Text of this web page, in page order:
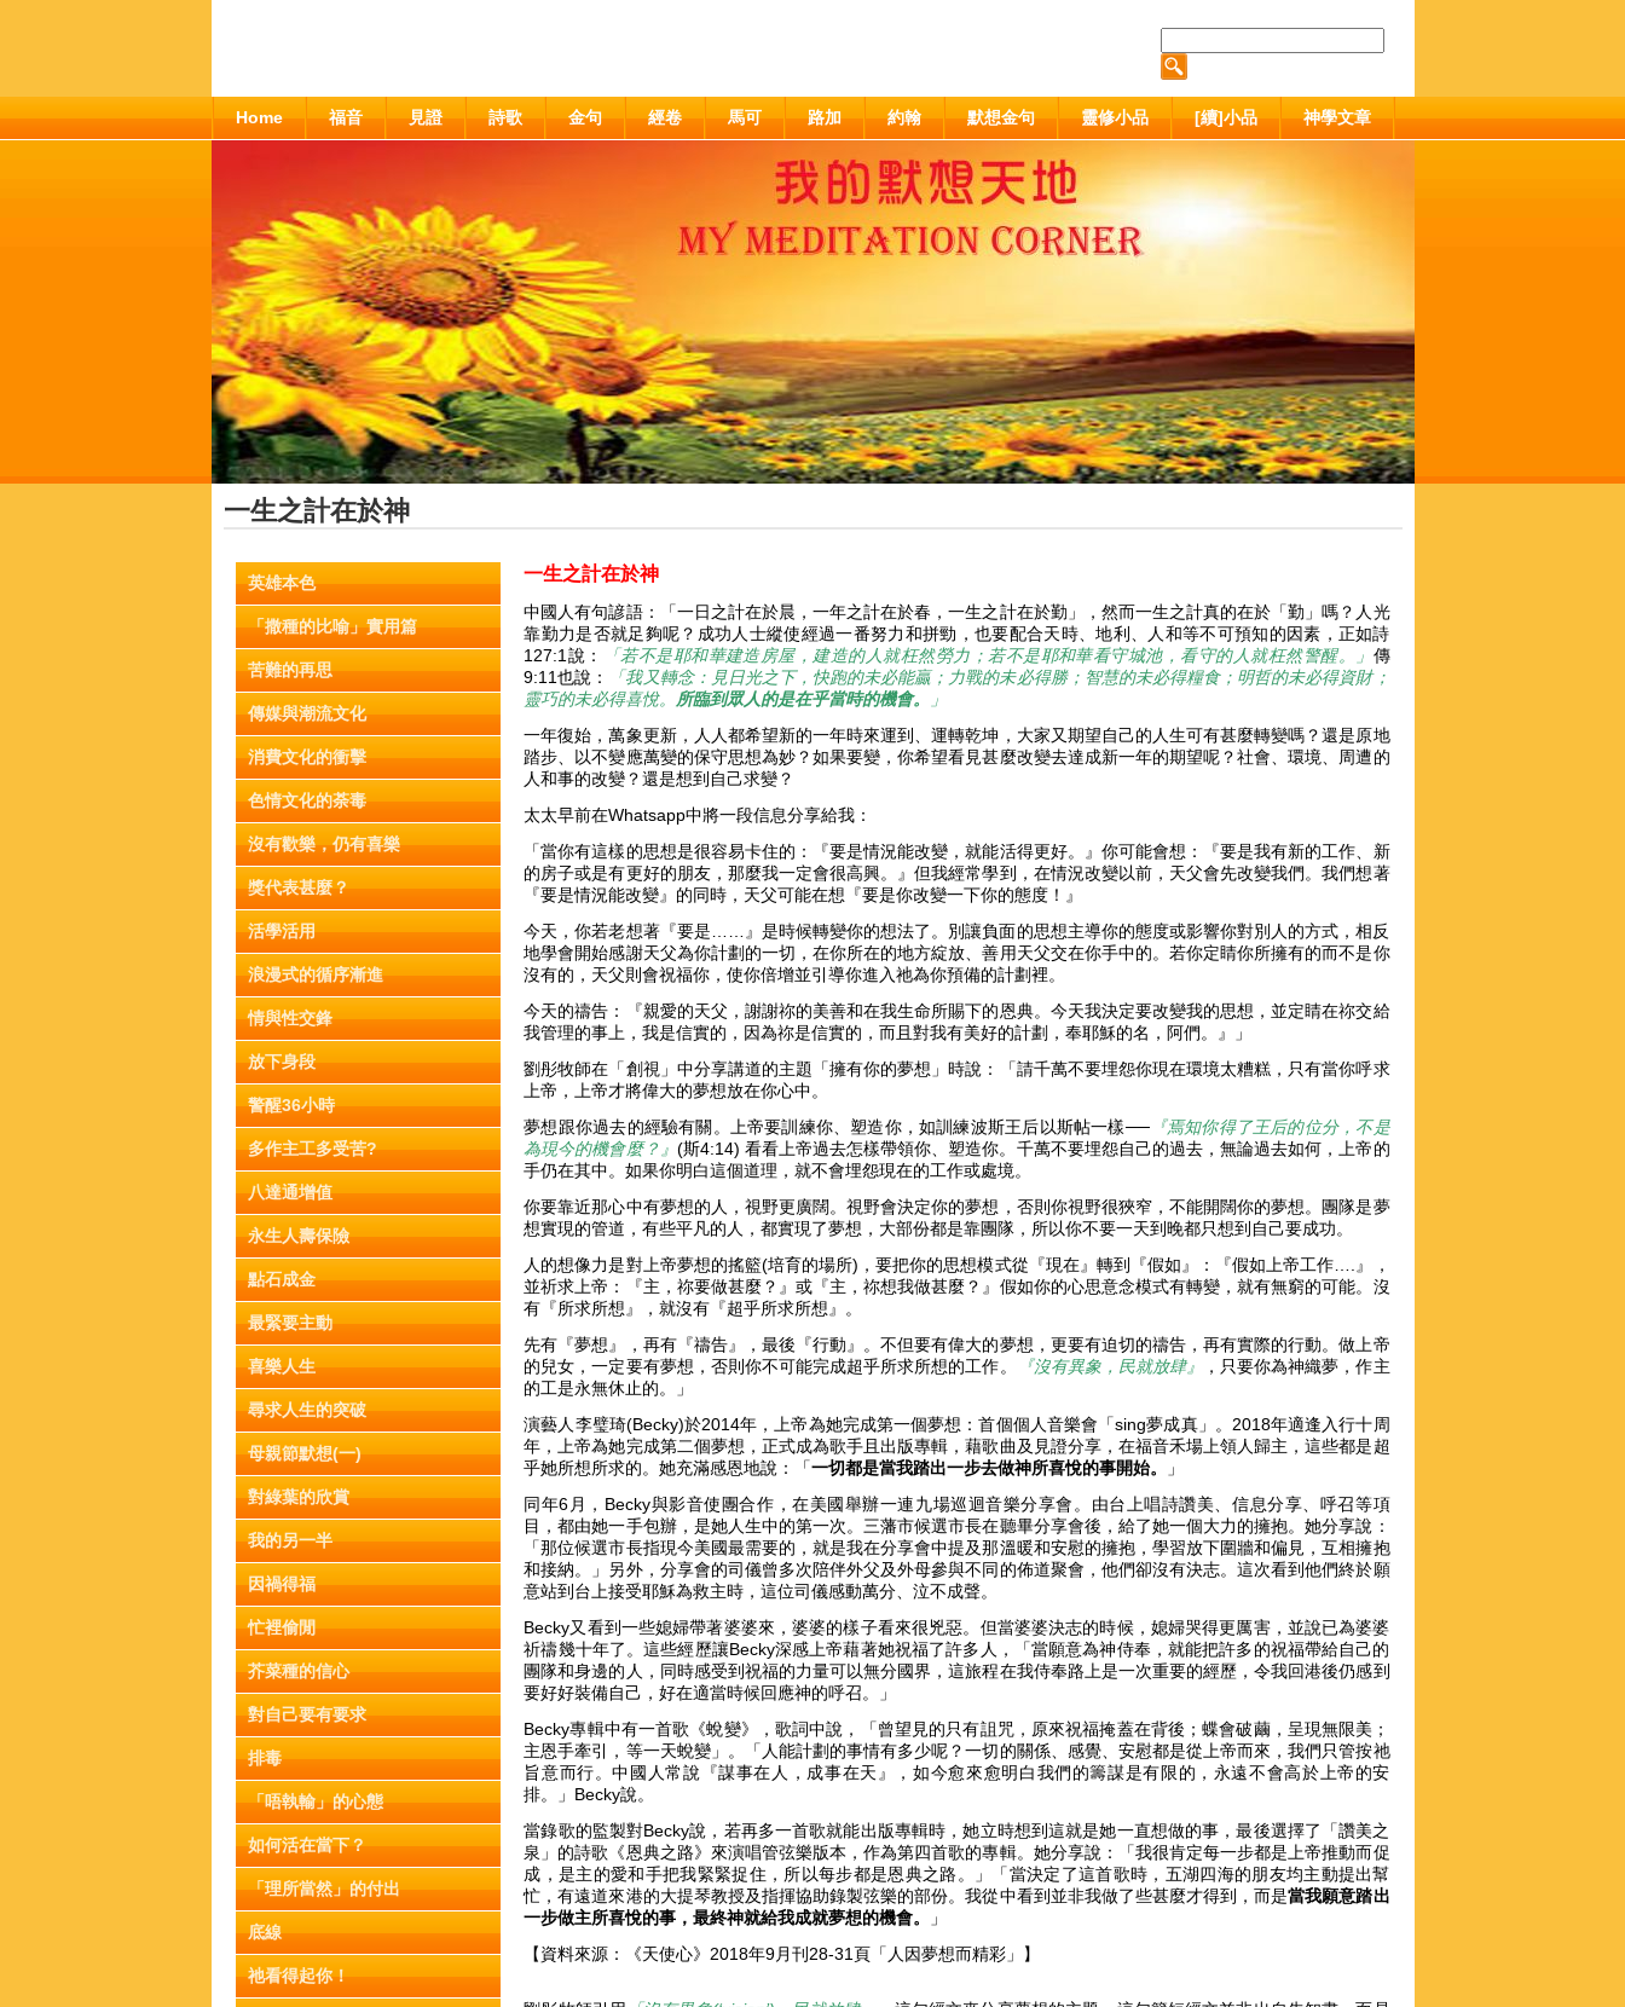
Home 福音 見證 詩歌 金句 經卷 馬可 路加 約翰 默想金句 靈修小品 [續]小品 神學文章
一生之計在於神
英雄本色
「撒種的比喻」實用篇
苦難的再思
傳媒與潮流文化
消費文化的衝擊
色情文化的荼毒
沒有歡樂，仍有喜樂
獎代表甚麼？
活學活用
浪漫式的循序漸進
情與性交鋒
放下身段
警醒36小時
多作主工多受苦?
八達通增值
永生人壽保險
點石成金
最緊要主動
喜樂人生
尋求人生的突破
母親節默想(一)
對綠葉的欣賞
我的另一半
因禍得福
忙裡偷閒
芥菜種的信心
對自己要有要求
排毒
「唔執輸」的心態
如何活在當下？
「理所當然」的付出
底線
祂看得起你！
一生之計在於神
中國人有句諺語：「一日之計在於晨，一年之計在於春，一生之計在於勤」，然而一生之計真的在於「勤」嗎？人光
靠勤力是否就足夠呢？成功人士縱使經過一番努力和拼勁，也要配合天時、地利、人和等不可預知的因素，正如詩
127:1說：
「若不是耶和華建造房屋，建造的人就枉然勞力；若不是耶和華看守城池，看守的人就枉然警醒。」 傳
9:11也說：
「我又轉念：見日光之下，快跑的未必能贏；力戰的未必得勝；智慧的未必得糧食；明哲的未必得資財；
靈巧的未必得喜悅。
所臨到眾人的是在乎當時的機會。
」
一年復始，萬象更新，人人都希望新的一年時來運到、運轉乾坤，大家又期望自己的人生可有甚麼轉變嗎？還是原地
踏步、以不變應萬變的保守思想為妙？如果要變，你希望看見甚麼改變去達成新一年的期望呢？社會、環境、周遭的
人和事的改變？還是想到自己求變？
太太早前在Whatsapp中將一段信息分享給我：
「當你有這樣的思想是很容易卡住的：『要是情況能改變，就能活得更好。』你可能會想：『要是我有新的工作、新
的房子或是有更好的朋友，那麼我一定會很高興。』但我經常學到，在情況改變以前，天父會先改變我們。我們想著
『要是情況能改變』的同時，天父可能在想『要是你改變一下你的態度！』
今天，你若老想著『要是……』是時候轉變你的想法了。別讓負面的思想主導你的態度或影響你對別人的方式，相反
地學會開始感謝天父為你計劃的一切，在你所在的地方綻放、善用天父交在你手中的。若你定睛你所擁有的而不是你
沒有的，天父則會祝福你，使你倍增並引導你進入祂為你預備的計劃裡。
今天的禱告：『親愛的天父，謝謝祢的美善和在我生命所賜下的恩典。今天我決定要改變我的思想，並定睛在祢交給
我管理的事上，我是信實的，因為祢是信實的，而且對我有美好的計劃，奉耶穌的名，阿們。』」
劉彤牧師在「創視」中分享講道的主題「擁有你的夢想」時說：「請千萬不要埋怨你現在環境太糟糕，只有當你呼求
上帝，上帝才將偉大的夢想放在你心中。
夢想跟你過去的經驗有關。上帝要訓練你、塑造你，如訓練波斯王后以斯帖一樣──『焉知你得了王后的位分，不是
為現今的機會麼？』 (斯4:14) 看看上帝過去怎樣帶領你、塑造你。千萬不要埋怨自己的過去，無論過去如何，上帝的
手仍在其中。如果你明白這個道理，就不會埋怨現在的工作或處境。
你要靠近那心中有夢想的人，視野更廣闊。視野會決定你的夢想，否則你視野很狹窄，不能開闊你的夢想。團隊是夢
想實現的管道，有些平凡的人，都實現了夢想，大部份都是靠團隊，所以你不要一天到晚都只想到自己要成功。
人的想像力是對上帝夢想的搖籃(培育的場所)，要把你的思想模式從『現在』轉到『假如』：『假如上帝工作….』，
並祈求上帝：『主，祢要做甚麼？』或『主，祢想我做甚麼？』假如你的心思意念模式有轉變，就有無窮的可能。沒
有『所求所想』，就沒有『超乎所求所想』。
先有『夢想』，再有『禱告』，最後『行動』。不但要有偉大的夢想，更要有迫切的禱告，再有實際的行動。做上帝
的兒女，一定要有夢想，否則你不可能完成超乎所求所想的工作。
『沒有異象，民就放肆』
，只要你為神織夢，作主
的工是永無休止的。」
演藝人李璧琦(Becky)於2014年，上帝為她完成第一個夢想：首個個人音樂會「sing夢成真」。2018年適逢入行十周
年，上帝為她完成第二個夢想，正式成為歌手且出版專輯，藉歌曲及見證分享，在福音禾場上領人歸主，這些都是超
乎她所想所求的。她充滿感恩地說：「一切都是當我踏出一步去做神所喜悅的事開始。
」
同年6月，Becky與影音使團合作，在美國舉辦一連九場巡迴音樂分享會。由台上唱詩讚美、信息分享、呼召等項
目，都由她一手包辦，是她人生中的第一次。三藩市候選市長在聽畢分享會後，給了她一個大力的擁抱。她分享說：
「那位候選市長指現今美國最需要的，就是我在分享會中提及那溫暖和安慰的擁抱，學習放下圍牆和偏見，互相擁抱
和接納。」另外，分享會的司儀曾多次陪伴外父及外母參與不同的佈道聚會，他們卻沒有決志。這次看到他們終於願
意站到台上接受耶穌為救主時，這位司儀感動萬分、泣不成聲。
Becky又看到一些媳婦帶著婆婆來，婆婆的樣子看來很兇惡。但當婆婆決志的時候，媳婦哭得更厲害，並說已為婆婆
祈禱幾十年了。這些經歷讓Becky深感上帝藉著她祝福了許多人，「當願意為神侍奉，就能把許多的祝福帶給自己的
團隊和身邊的人，同時感受到祝福的力量可以無分國界，這旅程在我侍奉路上是一次重要的經歷，令我回港後仍感到
要好好裝備自己，好在適當時候回應神的呼召。」
Becky專輯中有一首歌《蛻變》，歌詞中說，「曾望見的只有詛咒，原來祝福掩蓋在背後；蝶會破繭，呈現無限美；
主恩手牽引，等一天蛻變」。「人能計劃的事情有多少呢？一切的關係、感覺、安慰都是從上帝而來，我們只管按祂
旨意而行。中國人常說『謀事在人，成事在天』，如今愈來愈明白我們的籌謀是有限的，永遠不會高於上帝的安
排。」Becky說。
當錄歌的監製對Becky說，若再多一首歌就能出版專輯時，她立時想到這就是她一直想做的事，最後選擇了「讚美之
泉」的詩歌《恩典之路》來演唱管弦樂版本，作為第四首歌的專輯。她分享說：「我很肯定每一步都是上帝推動而促
成，是主的愛和手把我緊緊捉住，所以每步都是恩典之路。」「當決定了這首歌時，五湖四海的朋友均主動提出幫
忙，有遠道來港的大提琴教授及指揮協助錄製弦樂的部份。我從中看到並非我做了些甚麼才得到，而是當我願意踏出
一步做主所喜悅的事，最終神就給我成就夢想的機會。
」
【資料來源：《天使心》2018年9月刊28-31頁「人因夢想而精彩」】